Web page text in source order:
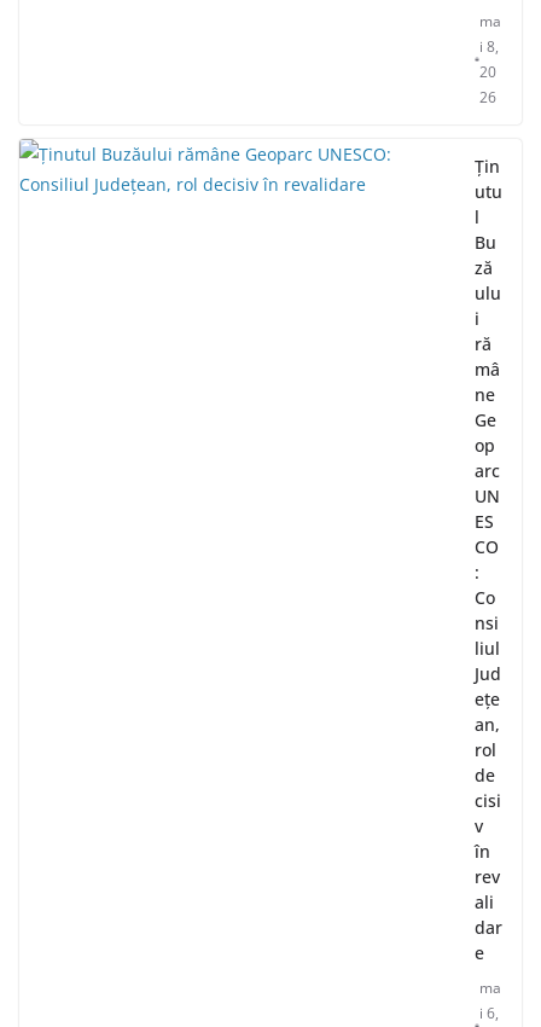
ma
i 8,
20
26
Țin
utu
l
Bu
ză
ulu
i
ră
mâ
ne
Ge
op
arc
UN
ES
CO
:
Co
nsi
liul
Jud
ețe
an,
rol
de
cisi
v
în
rev
ali
dar
e
ma
i 6,